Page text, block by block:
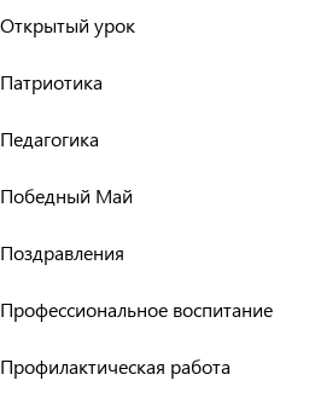
Открытый урок
Патриотика
Педагогика
Победный Май
Поздравления
Профессиональное воспитание
Профилактическая работа